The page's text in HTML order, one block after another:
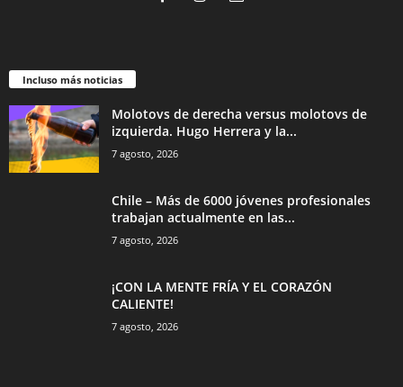
Incluso más noticias
Molotovs de derecha versus molotovs de
izquierda. Hugo Herrera y la...
7 agosto, 2026
Chile – Más de 6000 jóvenes profesionales
trabajan actualmente en las...
7 agosto, 2026
¡CON LA MENTE FRÍA Y EL CORAZÓN
CALIENTE!
7 agosto, 2026